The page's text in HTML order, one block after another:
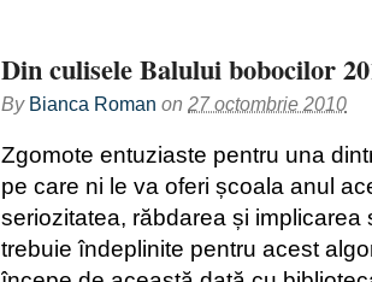
Din culisele Balului bobocilor
By Bianca Roman on 27 octombrie 2010
Zgomote entuziaste pentru una
pe care ni le va oferi școala anul
seriozitatea, răbdarea și implicarea
trebuie îndeplinite pentru acest